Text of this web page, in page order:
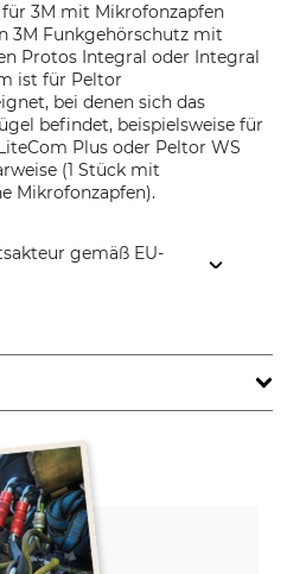
3M mit Mikrofonzapfen
3M Funkgehörschutz mit
Protos Integral oder Integral
ist für Peltor
bei denen sich das
befindet, beispielsweise für
Plus oder Peltor WS
(1 Stück mit
Mikrofonzapfen).
gemäß EU-
Produkttyp
Funk-Bügelarm
Herstellung
Made in Switzerland